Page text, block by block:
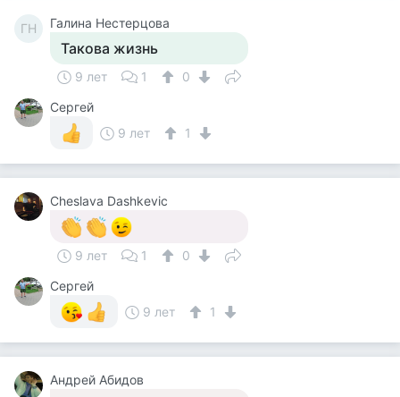
ГН Галина Нестерцова
Такова жизнь
9 лет 1
0
Сергей
9 лет
1
Cheslava Dashkevic
9 лет 1
0
Сергей
9 лет
1
Андрей Абидов